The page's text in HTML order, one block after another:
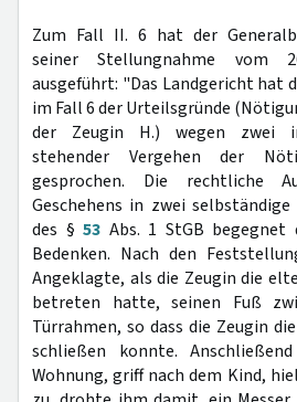
Zum Fall II. 6 hat der
seiner Stellungnahme vom
ausgeführt: "Das Landgericht hat
im Fall 6 der Urteilsgründe
der Zeugin H.) wegen zwei
stehender Vergehen der
gesprochen. Die rechtliche
Geschehens in zwei
des §53 Abs. 1 StGB begegnet
Bedenken. Nach den
Angeklagte, als die Zeugin die
betreten hatte, seinen Fuß
Türrahmen, so dass die Zeugin
schließen konnte.
Wohnung, griff nach dem Kind,